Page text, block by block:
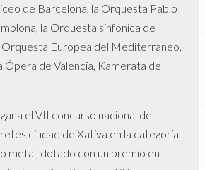
de Barcelona, la Orquesta Pablo
la Orquesta sinfónica de
Orquesta Europea del Mediterraneo,
Ópera de Valencia, Kamerata de
el VII concurso nacional de
ciudad de Xativa en la categoría
metal, dotado con un premio en